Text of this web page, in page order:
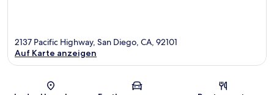
Karte
2137 Pacific Highway, San Diego, CA, 92101
Auf Karte anzeigen